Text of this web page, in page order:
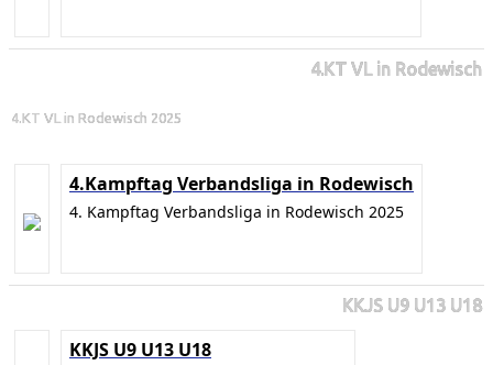
4.KT VL in Rodewisch
4.KT VL in Rodewisch 2025
4.Kampftag Verbandsliga in Rodewisch
4. Kampftag Verbandsliga in Rodewisch 2025
KKJS U9 U13 U18
KKJS U9 U13 U18